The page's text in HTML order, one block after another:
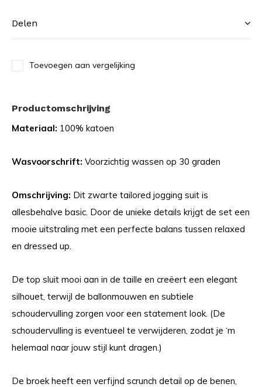
Delen
Toevoegen aan vergelijking
Productomschrijving
Materiaal: 100% katoen
Wasvoorschrift: Voorzichtig wassen op 30 graden
Omschrijving: Dit zwarte tailored jogging suit is
allesbehalve basic. Door de unieke details krijgt de set een
mooie uitstraling met een perfecte balans tussen relaxed
en dressed up.
De top sluit mooi aan in de taille en creëert een elegant
silhouet, terwijl de ballonmouwen en subtiele
schoudervulling zorgen voor een statement look. (De
schoudervulling is eventueel te verwijderen, zodat je ‘m
helemaal naar jouw stijl kunt dragen.)
De broek heeft een verfijnd scrunch detail op de benen,